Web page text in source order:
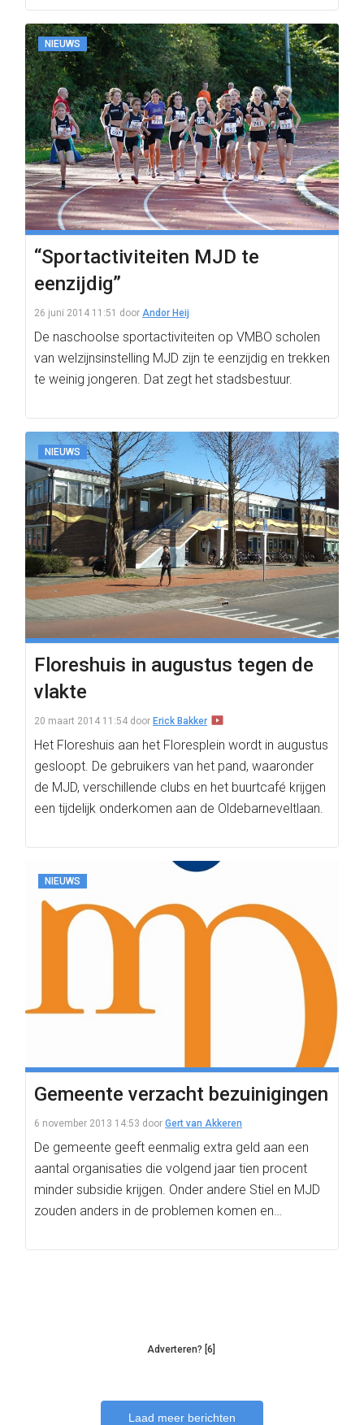
NIEUWS
“Sportactiviteiten MJD te
eenzijdig”
26 juni 2014 11:51 door Andor Heij
De naschoolse sportactiviteiten op VMBO scholen
van welzijnsinstelling MJD zijn te eenzijdig en trekken
te weinig jongeren. Dat zegt het stadsbestuur.
NIEUWS
Floreshuis in augustus tegen de
vlakte
20 maart 2014 11:54 door Erick Bakker
Het Floreshuis aan het Floresplein wordt in augustus
gesloopt. De gebruikers van het pand, waaronder
de MJD, verschillende clubs en het buurtcafé krijgen
een tijdelijk onderkomen aan de Oldebarneveltlaan.
NIEUWS
Gemeente verzacht bezuinigingen
6 november 2013 14:53 door Gert van Akkeren
De gemeente geeft eenmalig extra geld aan een
aantal organisaties die volgend jaar tien procent
minder subsidie krijgen. Onder andere Stiel en MJD
zouden anders in de problemen komen en…
Adverteren? [6]
Laad meer berichten